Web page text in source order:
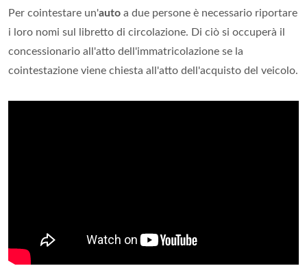
Per cointestare un'auto a due persone è necessario riportare
i loro nomi sul libretto di circolazione. Di ciò si occuperà il
concessionario all'atto dell'immatricolazione se la
cointestazione viene chiesta all'atto dell'acquisto del veicolo.